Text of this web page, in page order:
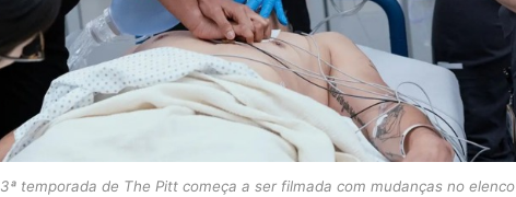
3ª temporada de The Pitt começa a ser filmada com mudanças no elenco